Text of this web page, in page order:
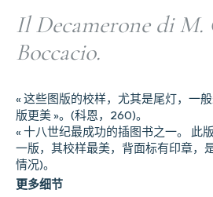
Il Decamerone di M.
Boccacio.
« 这些图版的校样，尤其是尾灯，一
版更美 »。(科恩，260)。
« 十八世纪最成功的插图书之一。 此
一版，其校样最美，背面标有印章，
情况)。
更多细节